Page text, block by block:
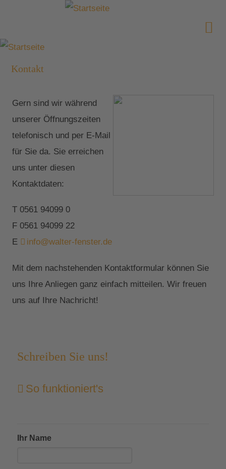
Kontakt
Gern sind wir während
unserer Öffnungszeiten
telefonisch und per E-Mail
für Sie da. Sie erreichen
uns unter diesen
Kontaktdaten:
T 0561 94099 0
F 0561 94099 22
E
info@walter-fenster.de
Mit dem nachstehenden Kontaktformular können Sie
uns Ihre Anliegen ganz einfach mitteilen. Wir freuen
uns auf Ihre Nachricht!
Schreiben Sie uns!
So funktioniert's
Ihr Name